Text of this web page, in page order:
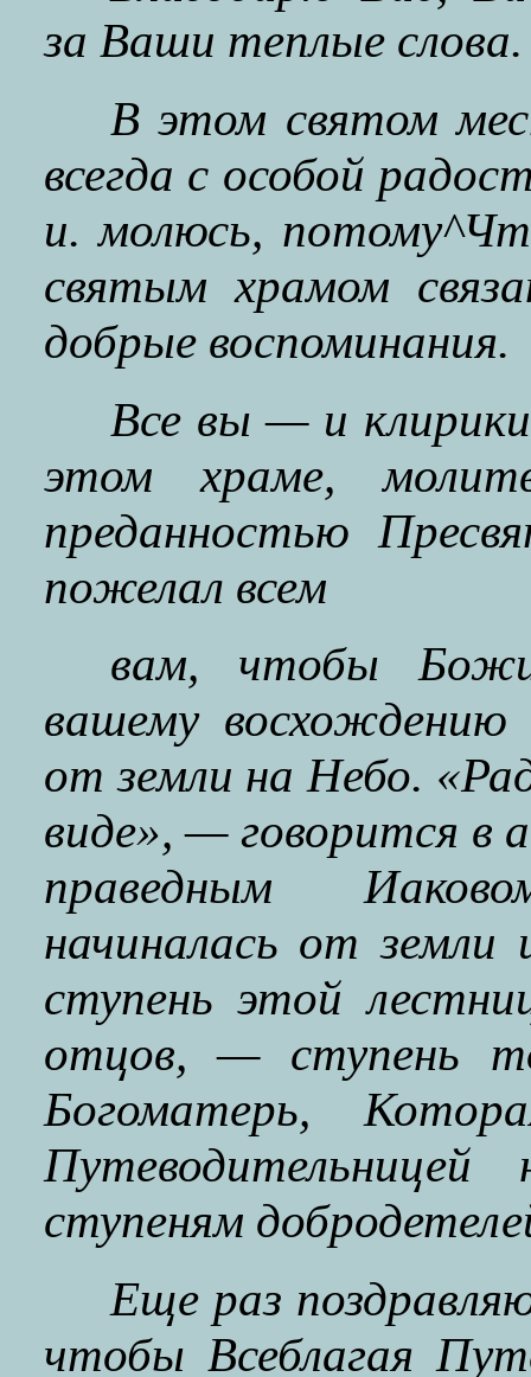
за Ваши теплые слова.
В этом святом
всегда с особой
и. молюсь,
святым храмом
добрые воспоминания.
Все вы — и
этом храме,
преданностью
пожелал всем
вам, чтобы
вашему восхождению
от земли на Небо.
виде», — говорится в
праведным
начиналась от
ступень этой
отцов, — ступень
Богоматерь,
ступеням
Еще раз
чтобы Всеблагая